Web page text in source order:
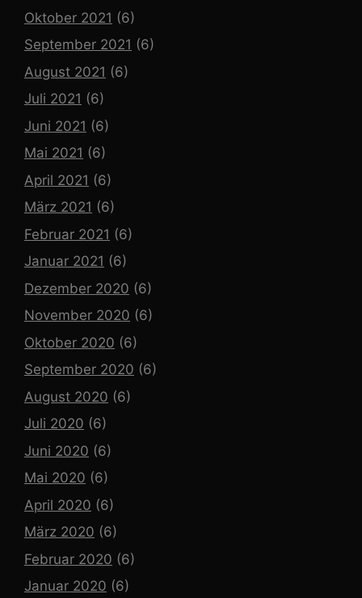
Oktober 2021 (6)
September 2021 (6)
August 2021 (6)
Juli 2021 (6)
Juni 2021 (6)
Mai 2021 (6)
April 2021 (6)
März 2021 (6)
Februar 2021 (6)
Januar 2021 (6)
Dezember 2020 (6)
November 2020 (6)
Oktober 2020 (6)
September 2020 (6)
August 2020 (6)
Juli 2020 (6)
Juni 2020 (6)
Mai 2020 (6)
April 2020 (6)
März 2020 (6)
Februar 2020 (6)
Januar 2020 (6)